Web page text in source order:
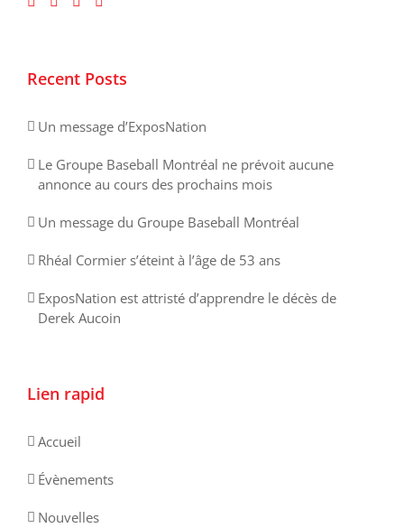
Recent Posts
Un message d’ExposNation
Le Groupe Baseball Montréal ne prévoit aucune
annonce au cours des prochains mois
Un message du Groupe Baseball Montréal
Rhéal Cormier s’éteint à l’âge de 53 ans
ExposNation est attristé d’apprendre le décès de
Derek Aucoin
Lien rapid
Accueil
Évènements
Nouvelles